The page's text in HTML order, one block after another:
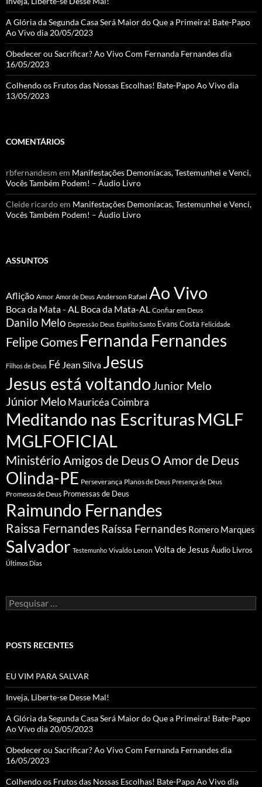
A Glória da Segunda Casa Será Maior do Que a Primeira! Bate-Papo
Ao Vivo dia 20/05/2023
Obedecer ou Sacrificar? Ao Vivo Com Fernanda Fernandes dia
16/05/2023
Colhendo os Frutos das Nossas Escolhas! Bate-Papo Ao Vivo dia
13/05/2023
COMENTÁRIOS
rbfernandesm em Manifestações Demoníacas, Testemunhei e Venci,
Vocês Também Podem! – Áudio Livro
Cleide ricardoem Manifestações Demoníacas, Testemunhei e Venci,
Vocês Também Podem! – Áudio Livro
ASSUNTOS
Aflição Amor Amor de Deus Anderson Rafael Ao Vivo
Boca da Mata - AL Boca da Mata-AL Confiar em Deus
Danilo Melo Depressão Deus Espírito Santo Evans Costa Felicidade
Felipe Gomes Fernanda Fernandes
Filhos de Deus Fé Jean Silva Jesus
Jesus está voltando Junior Melo
Júnior Melo Mauricéa Coimbra
Meditando nas EscriturasMGLF
MGLFOFICIAL
Ministério Amigos de DeusO Amor de Deus
Olinda-PE Perseverança Planos de Deus Presença de Deus
Promessa de Deus Promessas de Deus
Raimundo Fernandes
Raissa FernandesRaíssa Fernandes Romero Marques
Salvador Testemunho Vivaldo Lenon Volta de Jesus Áudio Livros
Últimos Dias
Pesquisar
por:
POSTS RECENTES
EU VIM PARA SALVAR
Inveja, Liberte-se Desse Mal!
A Glória da Segunda Casa Será Maior do Que a Primeira! Bate-Papo
Ao Vivo dia 20/05/2023
Obedecer ou Sacrificar? Ao Vivo Com Fernanda Fernandes dia
16/05/2023
Colhendo os Frutos das Nossas Escolhas! Bate-Papo Ao Vivo dia